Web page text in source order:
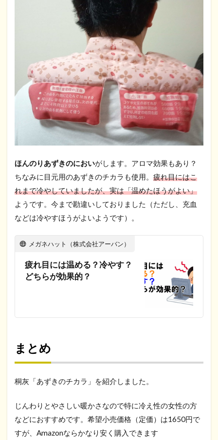
ほんのりあずきのにおいがします。アロマ効果もあり？
ちなみに目元用のあずきのチカラも使用。 疲れ目にはこ
れまで冷やしていましたが、実は「温めたほうがよい」
ようです。今まで勘違いしておりました（ただし、充血
などは冷やすほうがよいようです）。
メガネハット（株式会社アーバン）
疲れ目には温める？冷やす？
どちらが効果的？
まとめ
桐灰「あずきのチカラ」を紹介しました。
じんわりとやさしい暖かさなので特に冷え性の女性の方
などにおすすめです。希望小売価格（定価）は1650円で
すが、Amazonならかなり安く購入できます